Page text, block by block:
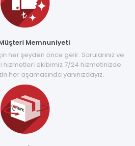
Memnuniyeti
her şeyden önce gelir. Sorularınız ve
hizmetleri ekibimiz 7/24 hizmetinizde.
her aşamasında yanınızdayız.